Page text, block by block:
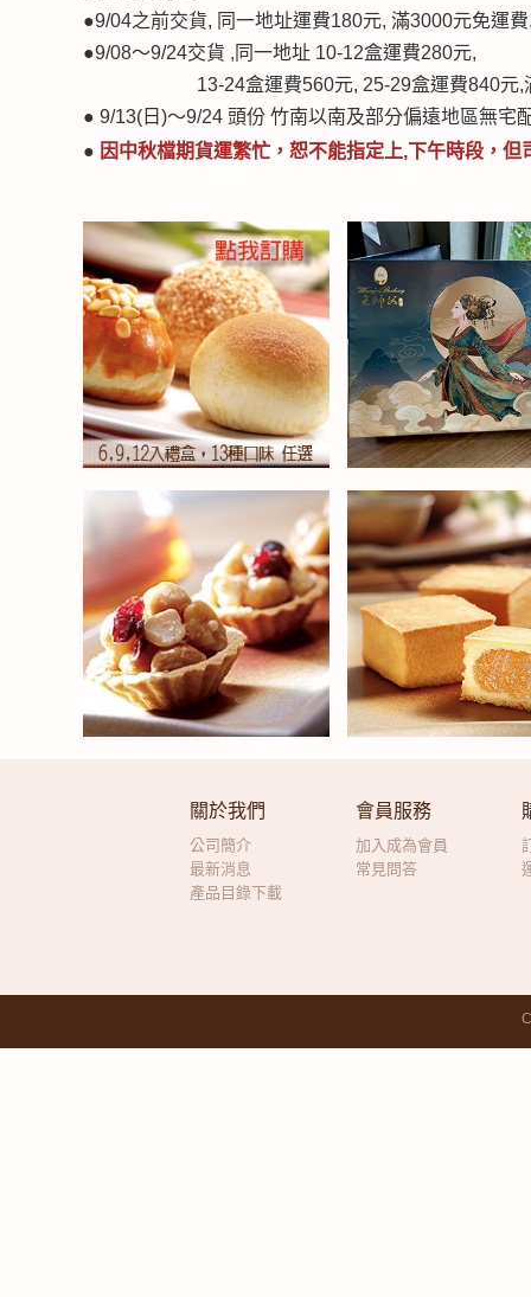
●9/04之前交貨, 同一地址運費180元, 滿3000元免運
●9/08～9/24交貨 ,同一地址 10-12盒運費280元,
13-24盒運費560元, 25-29盒運費840元,滿
● 9/13(日)～9/24 頭份 竹南以南及部分偏遠地區無宅
● 因中秋檔期貨運繁忙， 恕不能指定上,下午時段 ， 但
關於我們
公司簡介
最新消息
產品目錄下載
會員服務
加入成為會員
常見問答